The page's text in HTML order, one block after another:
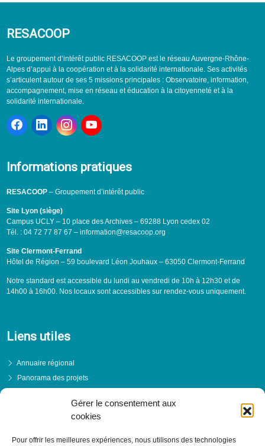
Gérer le consentement aux
cookies
Pour offrir les meilleures expériences, nous utilisons des technologies
RESACOOP
Le groupement d’intérêt public RESACOOP est le réseau Auvergne-Rhône-
Alpes d’appui à la coopération et à la solidarité internationale. Ses activités
s’articulent autour de ses 5 missions principales : Observatoire, information,
accompagnement, mise en réseau et éducation à la citoyenneté et à la
solidarité internationale.
Informations pratiques
RESACOOP– Groupement d’intérêt public
Site Lyon (siège)
Campus UCLY – 10 place des Archives – 69288 Lyon cedex 02
Tél. : 04 72 77 87 67 – information@resacoop.org
Site Clermont-Ferrand
Hôtel de Région – 59 boulevard Léon Jouhaux – 63050 Clermont-Ferrand
Notre standard est accessible du lundi au vendredi de 10h à 12h30 et de
14h00 à 16h00. Nos locaux sont accessibles sur rendez-vous uniquement.
Liens utiles
Annuaire régional
Panorama des projets